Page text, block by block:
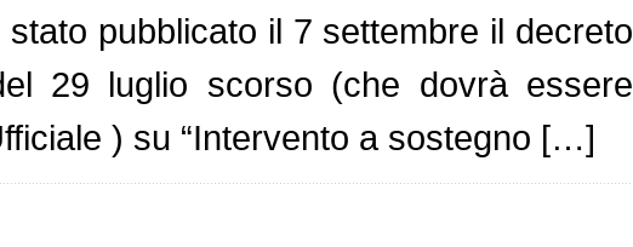
pubblicato il 7 settembre il decreto
29 luglio scorso (che dovrà essere
) su “Intervento a sostegno […]